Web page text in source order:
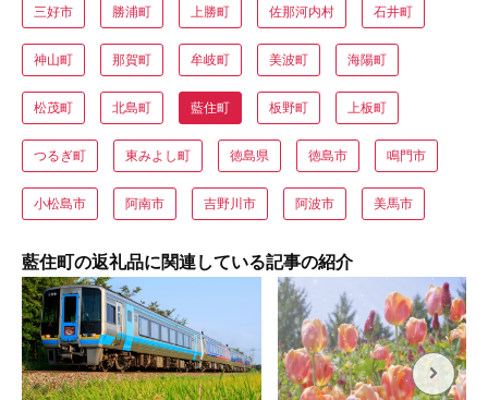
三好市 勝浦町 上勝町 佐那河内村 石井町
神山町 那賀町 牟岐町 美波町 海陽町
松茂町 北島町 藍住町 板野町 上板町
つるぎ町 東みよし町 徳島県 徳島市 鳴門市
小松島市 阿南市 吉野川市 阿波市 美馬市
藍住町の返礼品に関連している記事の紹介